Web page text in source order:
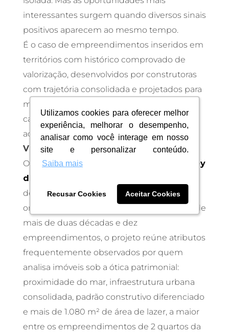
Utilizamos cookies para oferecer melhor
experiência, melhorar o desempenho,
analisar como você interage em nosso
site e personalizar conteúdo.
Saiba mais
Recusar Cookies Aceitar Cookies
Utilizamos cookies para oferecer melhor
experiência, melhorar o desempenho,
analisar como você interage em nosso
site e personalizar conteúdo.
Saiba mais
Recusar Cookies Aceitar Cookies
interessantes surgem quando diversos sinais
positivos aparecem ao mesmo tempo.
É o caso de empreendimentos inseridos em
territórios com histórico comprovado de
valorização, desenvolvidos por construtoras
com trajetória consolidada e projetados para
manter competitividade ao longo dos anos,
características valorizadas por quem
acompanha omercado imobiliário de
Vitória e Vila Velha.
O
BARONE, lançamento da ARGO no
Jockey
de Itaparica
dessa lógica. Localizado em uma região
onde a construtora construiu uma história de
mais de duas décadas e dez
empreendimentos, o projeto reúne atributos
frequentemente observados por quem
analisa imóveis sob a ótica patrimonial:
proximidade do mar, infraestrutura urbana
consolidada, padrão construtivo diferenciado
e mais de 1.080 m² de área de lazer, a maior
entre os empreendimentos de 2 quartos da